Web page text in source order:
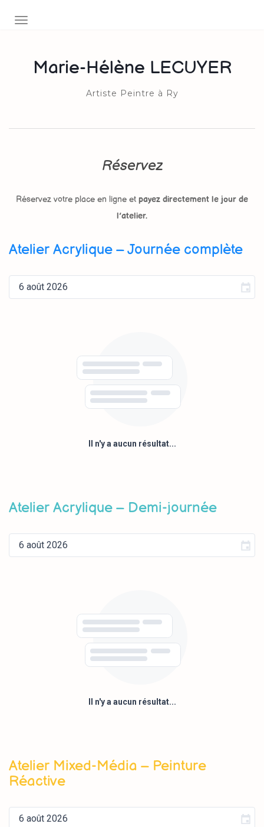
AFFICHER/MASQUER LA NAVIGATION
Marie-Hélène LECUYER
Artiste Peintre à Ry
Réservez
Réservez votre place en ligne et payez directement le jour de
l’atelier.
Atelier Acrylique – Journée complète
Il n'y a aucun résultat...
Atelier Acrylique – Demi-journée
Il n'y a aucun résultat...
Atelier Mixed-Média – Peinture
Réactive